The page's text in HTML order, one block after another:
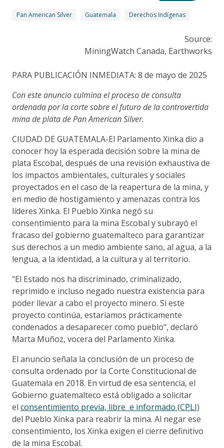
Pan American Silver Guatemala Derechos Indígenas
Source:
MiningWatch Canada, Earthworks
PARA PUBLICACIÓN INMEDIATA: 8 de mayo de 2025
Con este anuncio culmina el proceso de consulta
ordenada por la corte sobre el futuro de la controvertida
mina de plata de Pan American Silver.
CIUDAD DE GUATEMALA-El Parlamento Xinka dio a
conocer hoy la esperada decisión sobre la mina de
plata Escobal, después de una revisión exhaustiva de
los impactos ambientales, culturales y sociales
proyectados en el caso de la reapertura de la mina, y
en medio de hostigamiento y amenazas contra los
líderes Xinka. El Pueblo Xinka negó su
consentimiento para la mina Escobal y subrayó el
fracaso del gobierno guatemalteco para garantizar
sus derechos a un medio ambiente sano, al agua, a la
lengua, a la identidad, a la cultura y al territorio.
"El Estado nos ha discriminado, criminalizado,
reprimido e incluso negado nuestra existencia para
poder llevar a cabo el proyecto minero. Si este
proyecto continúa, estaríamos prácticamente
condenados a desaparecer como pueblo", declaró
Marta Muñoz, vocera del Parlamento Xinka.
El anuncio señala la conclusión de un proceso de
consulta ordenado por la Corte Constitucional de
Guatemala en 2018. En virtud de esa sentencia, el
Gobierno guatemalteco está obligado a solicitar
el consentimiento previa, libre e informado (CPLI)
del Pueblo Xinka para reabrir la mina. Al negar ese
consentimiento, los Xinka exigen el cierre definitivo
de la mina Escobal.